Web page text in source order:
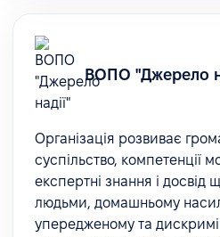
ВОПО "Джерело
Організація розвиває
суспільство, компетенції
експертні знання і досвід
людьми, домашньому
упередженому та